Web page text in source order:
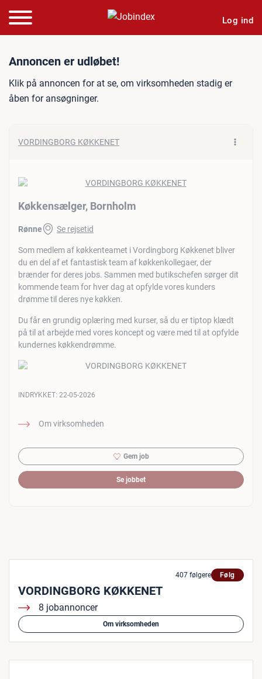
Log ind
Jobannonce:
Annoncen er udløbet!
Klik på annoncen for at se, om virksomheden stadig er
åben for ansøgninger.
VORDINGBORG KØKKENET
Køkkensælger, Bornholm
Rønne Se rejsetid
Som medlem af køkkenteamet i Vordingborg Køkkenet bliver
du en del af et fantastisk team af køkkenkollegaer, der
brænder for deres jobs. Sammen med butikschefen sørger dit
kommende team for hver dag at opfylde vores kunders
drømme til deres nye køkken.
Du får en grundig oplæring med kurser, så du er tiptop klædt
på til at arbejde med vores koncept og være med til at opfylde
kundernes køkkendrømme.
Om virksomheden
INDRYKKET: 22-05-2026
Gem job
Se jobbet
407 følgere Følg
VORDINGBORG KØKKENET
8 jobannoncer
Om virksomheden